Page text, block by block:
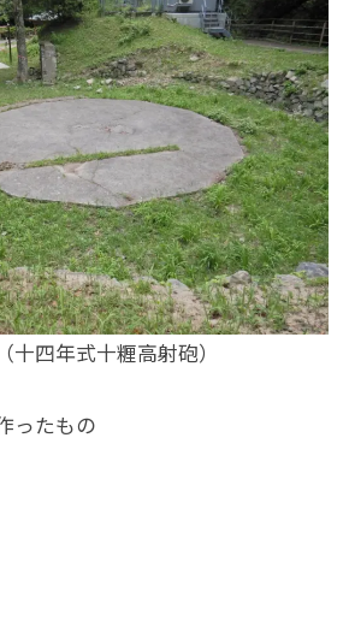
四年式十糎高射砲）
ったもの